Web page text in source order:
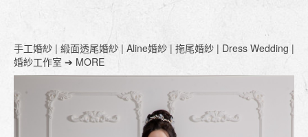
手工婚紗 | 緞面透尾婚紗 | Aline婚紗 | 拖尾婚紗 | Dress Wedding |
婚紗工作室 ➔ MORE